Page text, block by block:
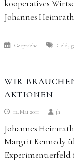
kooperatives
Johannes
Gespräche Geld,
WIR
AKTIONEN
12. Mai 2011 jh
Johannes
Margrit Kennedy
Experimentierfeld